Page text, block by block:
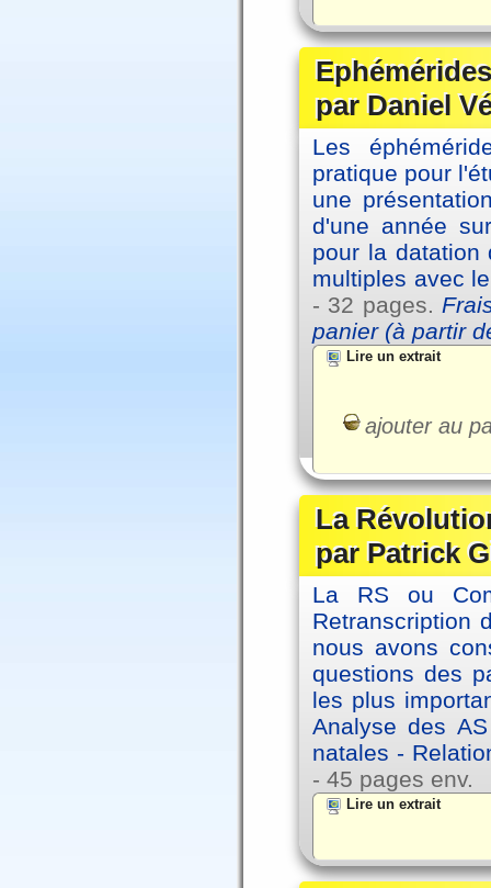
par Daniel
Les
pratique pour
une
d'une année
pour la datation
multiples avec
- 32 pages.
panier (à partir
Lire un extrait
ajouter au
La
par Patrick
La RS ou
Retranscription
nous avons
questions des
les plus
Analyse des
natales -
- 45 pages env.
Lire un extrait